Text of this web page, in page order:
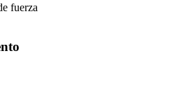
fuerza